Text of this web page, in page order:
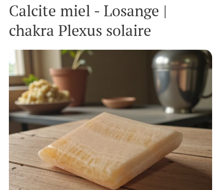
Calcite miel - Losange |
chakra Plexus solaire